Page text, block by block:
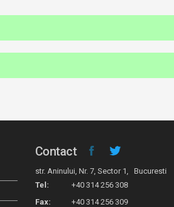
Contact
str. Aninului, Nr. 7, Sector 1, Bucuresti
Tel:
+40 314 256 308
Fax:
+40 314 256 309